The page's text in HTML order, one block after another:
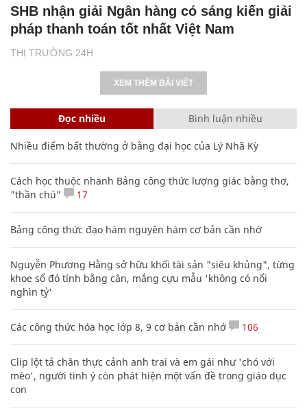
THỊ TRƯỜNG 24H
SHB nhận giải Ngân hàng có sáng kiến giải
pháp thanh toán tốt nhất Việt Nam
XEM THÊM BÀI VIẾT
Đọc nhiều Bình luận nhiều
Nhiều điểm bất thường ở bằng đại học của Lý Nhã Kỳ
Cách học thuộc nhanh Bảng công thức lượng giác bằng thơ,
"thần chú"
17
Bảng công thức đạo hàm nguyên hàm cơ bản cần nhớ
Nguyễn Phương Hằng sở hữu khối tài sản "siêu khủng", từng
khoe sổ đỏ tính bằng cân, mắng cựu mẫu 'không có nổi
nghìn tỷ'
Các công thức hóa học lớp 8, 9 cơ bản cần nhớ 106
Clip lột tả chân thực cảnh anh trai và em gái như 'chó với
mèo', người tinh ý còn phát hiện một vấn đề trong giáo dục
con